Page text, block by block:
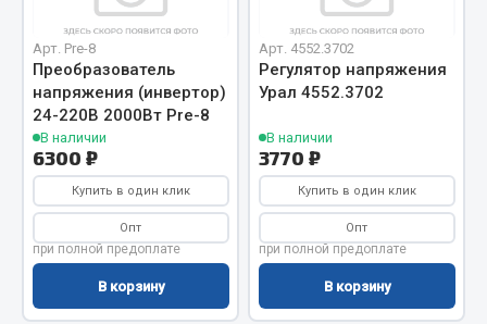
Запчасти КамАЗ
Двигатель
Система питания
Система выпуска газа
Система охлаждения
Сцепление
Коробка передач
Коробка передач ZF
Показать ещё
Арт. Pre-8
Преобразователь
напряжения (инвертор)
24-220В 2000Вт Pre-8
В наличии
6300 ₽
Купить в один клик
Опт
при полной предоплате
В корзину
Арт. 4552.3702
Регулятор напряжения
Урал 4552.3702
В наличии
3770 ₽
Купить в один клик
Опт
при полной предоплате
В корзину